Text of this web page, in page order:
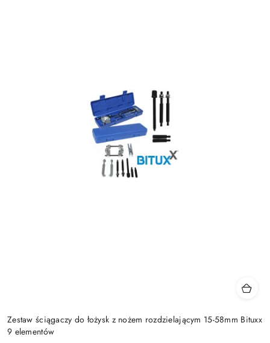
Zestaw ściągaczy do łożysk z nożem rozdzielającym 15-58mm Bituxx
9 elementów